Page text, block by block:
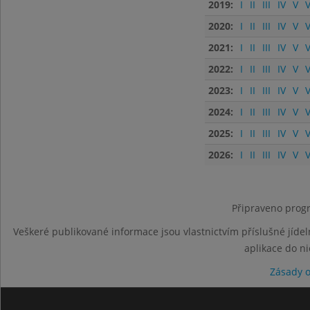
2019: I II III IV V
2020:
I II III IV V
2021:
I II III IV V
2022:
I II III IV V
2023:
I II III IV V
2024:
I II III IV V
2025:
I II III IV V
2026:
I II III IV V
Připraveno
Veškeré publikované informace jsou vlastnictvím příslušné
aplikace do
Zásady